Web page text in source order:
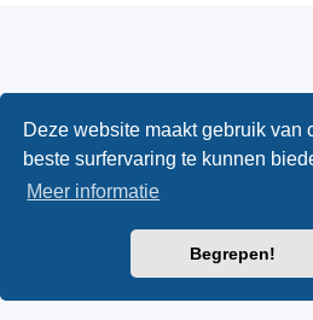
Deze website maakt gebruik van
beste surfervaring te kunnen
Meer informatie
Begrepen!